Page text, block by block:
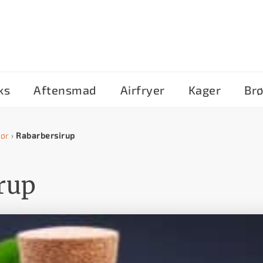
Aftensmad Airfryer Kager
› Rabarbersirup